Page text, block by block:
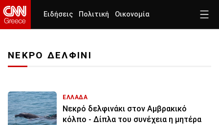
Ειδήσεις Πολιτική Οικονομία
ΝΕΚΡΟ ΔΕΛΦΙΝΙ
ΕΛΛΑΔΑ
Νεκρό δελφινάκι στον Αμβρακικό
κόλπο - Δίπλα του συνέχεια η μητέρα